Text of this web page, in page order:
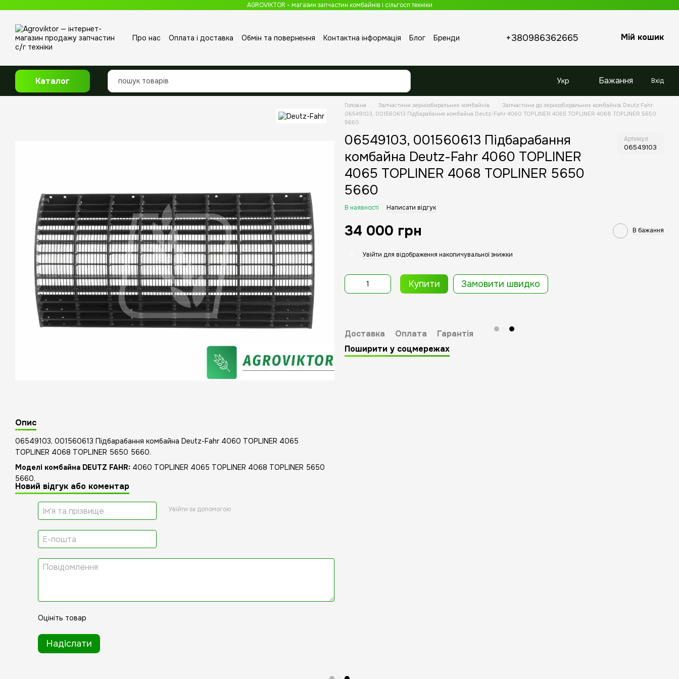
AGROVIKTOR - магазин запчастин комбайнів і сільгосп техніки
Про нас Оплата і доставка Обмін та повернення Контактна інформація Блог
Бренди
+380986362665 Мій кошик
Каталог Укр Бажання Вхід
Опис
06549103, 001560613 Підбарабання комбайна Deutz-Fahr 4060 TOPLINER 4065
TOPLINER 4068 TOPLINER 5650 5660.
Моделі комбайна DEUTZ FAHR: 4060 TOPLINER 4065 TOPLINER 4068 TOPLINER 5650
5660.
Новий відгук або коментар
Увійти за допомогою
Оцініть товар
Надіслати
Головна Запчастини зернозбиральних комбайнів
Запчастини до зернозбиральних комбайнів Deutz Fahr
06549103, 001560613 Підбарабання комбайна Deutz-Fahr 4060 TOPLINER 4065 TOPLINER 4068 TOPLINER 5650
5660
06549103, 001560613 Підбарабання
комбайна Deutz-Fahr 4060 TOPLINER
4065 TOPLINER 4068 TOPLINER 5650
5660
Артикул
06549103
В наявності Написати відгук
34 000 грн В бажання
Увійти для відображення накопичувальної знижки
Купити Замовити швидко
Доставка Оплата
Гарантія
Поширити у соцмережах